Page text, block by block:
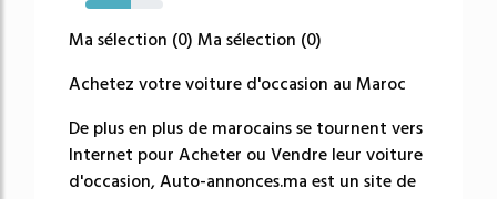
58%
Ma sélection (0) Ma sélection (0)
Achetez votre voiture d'occasion au Maroc
De plus en plus de marocains se tournent vers
Internet pour Acheter ou Vendre leur voiture
d'occasion, Auto-annonces.ma est un site de